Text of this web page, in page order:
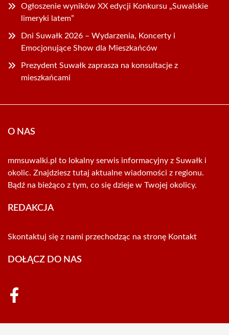
Ogłoszenie wyników XX edycji Konkursu „Suwalskie
limeryki latem”
Dni Suwałk 2026 – Wydarzenia, Koncerty i
Emocjonujące Show dla Mieszkańców
Prezydent Suwałk zaprasza na konsultacje z
mieszkańcami
O NAS
mmsuwalki.pl to lokalny serwis informacyjny z Suwałk i
okolic. Znajdziesz tutaj aktualne wiadomości z regionu.
Bądź na bieżąco z tym, co się dzieje w Twojej okolicy.
REDAKCJA
Skontaktuj się z nami przechodząc na stronę Kontakt
DOŁĄCZ DO NAS